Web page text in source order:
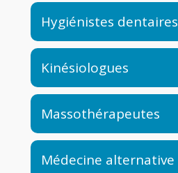
Hygiénistes dentaires
Kinésiologues
Massothérapeutes
Médecine alternative